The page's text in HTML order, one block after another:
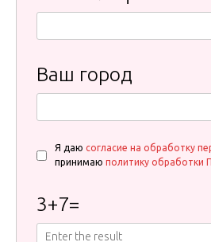
Ваш город
Я даю согласие на обработку
принимаю политику обработки
3+7=